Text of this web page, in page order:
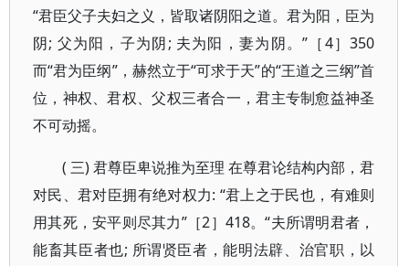
“君臣父子夫妇之义，皆取诸阴阳之道。君为阳，臣为
阴; 父为阳，子为阴; 夫为阳，妻为阴。”［4］350
而“君为臣纲”，赫然立于“可求于天”的“王道之三纲”首
位，神权、君权、父权三者合一，君主专制愈益神圣
不可动摇。
( 三) 君尊臣卑说推为至理 在尊君论结构内部，君
对民、君对臣拥有绝对权力: “君上之于民也，有难则
用其死，安平则尽其力”［2］418。“夫所谓明君者，
能畜其臣者也; 所谓贤臣者，能明法辟、治官职，以